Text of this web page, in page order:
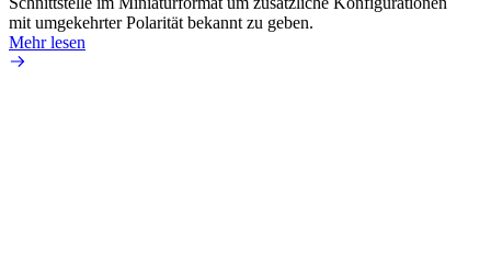
mit umgekehrter Polarität bekannt zu geben.
Mehr lesen